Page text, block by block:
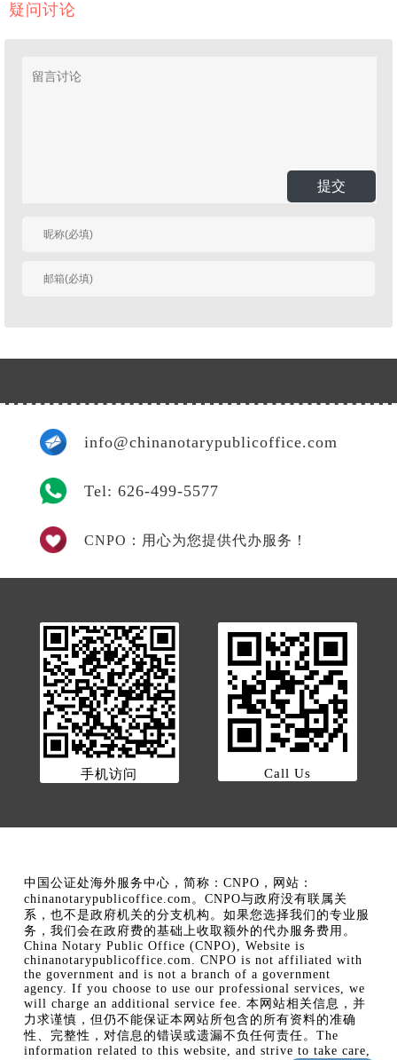
疑问讨论
有人回复时邮件通知
我
提交
info@chinanotarypublicoffice.com
Tel: 626-499-5577
CNPO：用心为您提供代办服务！
手机访问 Call Us
中国公证处海外服务中心，简称：CNPO，网站：
chinanotarypublicoffice.com。CNPO与政府没有联属关
系，也不是政府机关的分支机构。如果您选择我们的专业服
务，我们会在政府费的基础上收取额外的代办服务费用。
China Notary Public Office (CNPO), Website is
chinanotarypublicoffice.com. CNPO is not affiliated with
the government and is not a branch of a government
agency. If you choose to use our professional services, we
will charge an additional service fee. 本网站相关信息，并
力求谨慎，但仍不能保证本网站所包含的所有资料的准确
性、完整性，对信息的错误或遗漏不负任何责任。The
information related to this website, and strive to take care,